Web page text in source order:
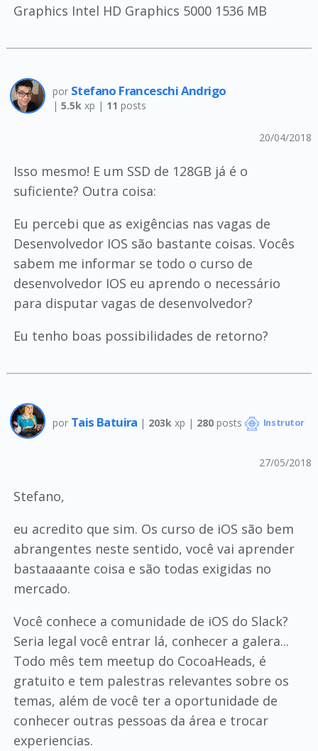
Graphics Intel HD Graphics 5000 1536 MB
por Stefano Franceschi Andrigo
| 5.5kxp | 11 posts
20/04/2018
Isso mesmo! E um SSD de 128GB já é o
suficiente? Outra coisa:
Eu percebi que as exigências nas vagas de
Desenvolvedor IOS são bastante coisas. Vocês
sabem me informar se todo o curso de
desenvolvedor IOS eu aprendo o necessário
para disputar vagas de desenvolvedor?
Eu tenho boas possibilidades de retorno?
por Tais Batuira | 203k xp | 280 posts Instrutor
27/05/2018
Stefano,
eu acredito que sim. Os curso de iOS são bem
abrangentes neste sentido, você vai aprender
bastaaaante coisa e são todas exigidas no
mercado.
Você conhece a comunidade de iOS do Slack?
Seria legal você entrar lá, conhecer a galera...
Todo mês tem meetup do CocoaHeads, é
gratuito e tem palestras relevantes sobre os
temas, além de você ter a oportunidade de
conhecer outras pessoas da área e trocar
experiencias.